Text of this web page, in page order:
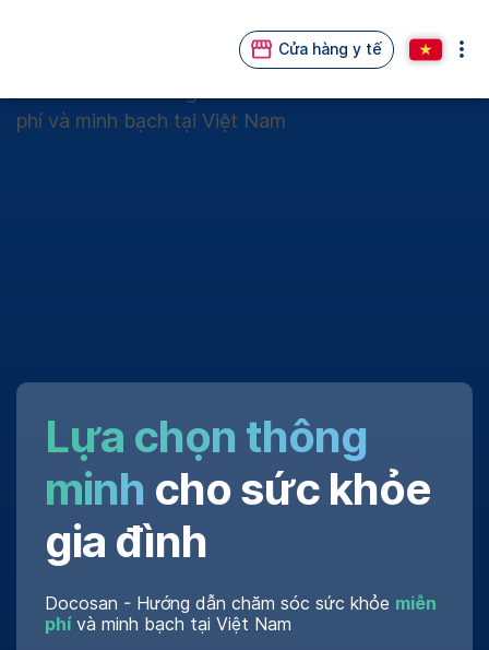
Cửa hàng y tế
Lựa chọn thông
minh cho sức khỏe
gia đình
Docosan - Hướng dẫn chăm sóc sức khỏe miễn
phívà minh bạch tại Việt Nam